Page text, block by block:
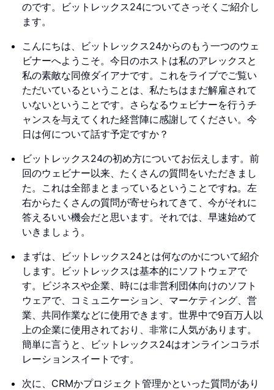
のです。ビットレックス24についてさっそくご紹介し
ます。
こんにちは、ビットレックス24からのもう一つのウェ
ビナーへようこそ。今日のホストは私のアレックスと
私の素敵な同僚ダイアナです。これをライブでご覧い
ただいているということは、私たちはまだ解雇されて
いないということです。さらなるウェビナーを行うチ
ャンスを与えてくれた経営陣に感謝してください。今
日は何について話す予定ですか？
ビットレックス24の初め方についてお伝えします。前
回のウェビナー以来、たくさんの質問をいただきまし
た。これは全部まとまっているということですね。左
右からたくさんの質問が寄せられてきて、今がそれに
答えるいい機会だと思います。それでは、早速始めて
いきましょう。
まずは、ビットレックス24とは何なのかについて紹介
します。ビットレックスは基本的にソフトウェアで
す。ビジネスや企業、時には非営利団体向けのソフト
ウェアで、コミュニケーション、マーケティング、営
業、共同作業などに使用できます。世界中で9百万人以
上の企業に使用されており、非常に人気があります。
簡単に言うと、ビットレックス24はオンラインコラボ
レーションスイートです。
次に、CRMかプロジェクト管理かといった質問があり